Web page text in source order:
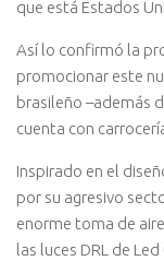
que está Estados
Así lo confirmó la
promocionar este
brasileño –además
cuenta con
Inspirado en el
por su agresivo
enorme toma de
las luces DRL de